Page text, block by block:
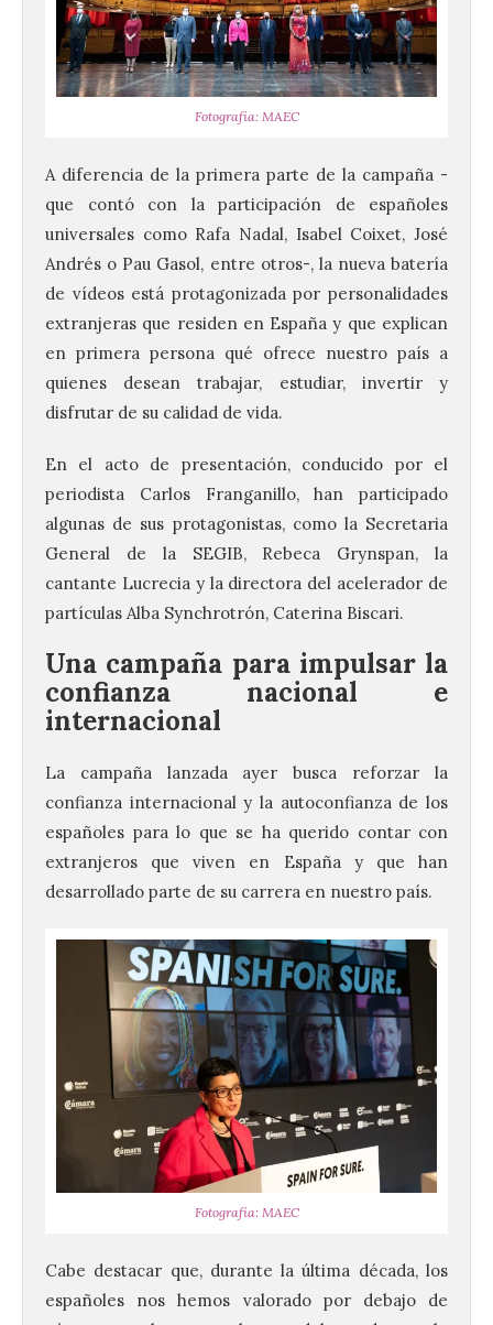
Fotografía: MAEC
A diferencia de la primera parte de la campaña -
que contó con la participación de españoles
universales como Rafa Nadal, Isabel Coixet, José
Andrés o Pau Gasol, entre otros-, la nueva batería
de vídeos está protagonizada por personalidades
extranjeras que residen en España y que explican
en primera persona qué ofrece nuestro país a
quienes desean trabajar, estudiar, invertir y
disfrutar de su calidad de vida.
En el acto de presentación, conducido por el
periodista Carlos Franganillo, han participado
algunas de sus protagonistas, como la Secretaria
General de la SEGIB, Rebeca Grynspan, la
cantante Lucrecia y la directora del acelerador de
partículas Alba Synchrotrón, Caterina Biscari.
Una campaña para impulsar la
confianza nacional e
internacional
La campaña lanzada ayer busca reforzar la
confianza internacional y la autoconfianza de los
españoles para lo que se ha querido contar con
extranjeros que viven en España y que han
desarrollado parte de su carrera en nuestro país.
Fotografía: MAEC
Cabe destacar que, durante la última década, los
españoles nos hemos valorado por debajo de